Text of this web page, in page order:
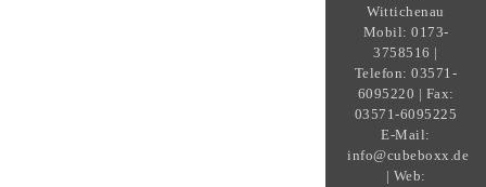
Wittichenau
Mobil: 0173-
3758516 |
Telefon: 03571-
6095220 | Fax:
03571-6095225
E-Mail:
info@cubeboxx.de
| Web: